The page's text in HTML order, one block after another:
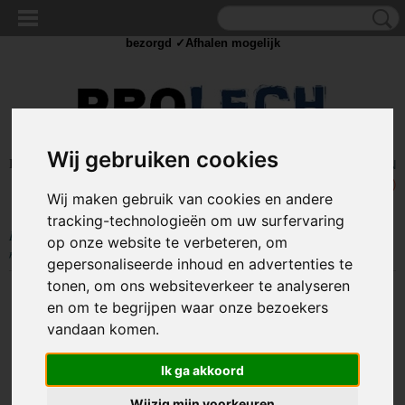
Wij gebruiken cookies
Wij maken gebruik van cookies en andere
tracking-technologieën om uw surfervaring
op onze website te verbeteren, om
gepersonaliseerde inhoud en advertenties te
tonen, om ons websiteverkeer te analyseren
en om te begrijpen waar onze bezoekers
vandaan komen.
Ik ga akkoord
Inloggen Registreren
UW WINKELWAGEN
(0)
Home > GEREEDSCHAP> Autogereedschap>
Elastische sleepkabel 4
meter - max 3500kg
bezorgd ✓Afhalen mogelijk